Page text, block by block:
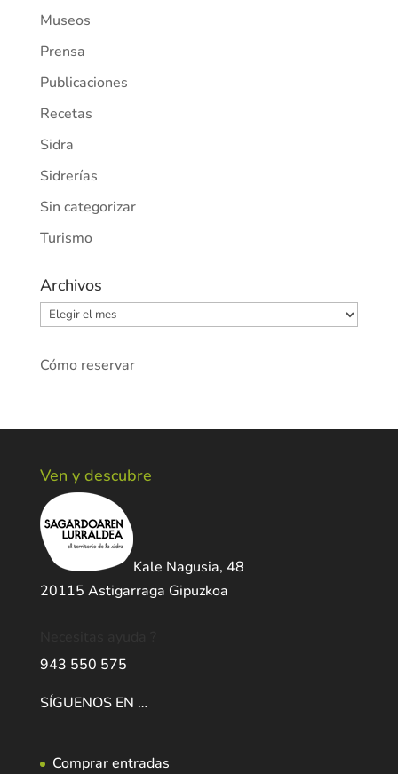
Museos
Prensa
Publicaciones
Recetas
Sidra
Sidrerías
Sin categorizar
Turismo
Archivos
Archivos
Cómo reservar
Ven y descubre
Kale Nagusia, 48
20115 Astigarraga Gipuzkoa
943 550 575
SÍGUENOS EN …
Comprar entradas